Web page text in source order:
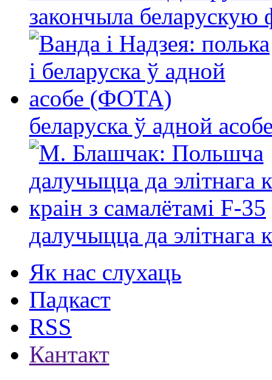
закончыла беларускую
беларуска ў адной
далучыцца да элітнага
Як нас слухаць
Падкаст
RSS
Кантакт